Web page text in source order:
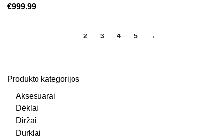
Produkto kategorijos
Aksesuarai
Dėklai
Diržai
Durklai
€999.99
2 3 4 5 →